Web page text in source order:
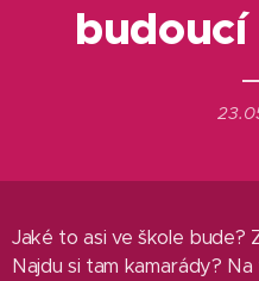
Jaké to asi ve škole bude?
Najdu si tam kamarády?